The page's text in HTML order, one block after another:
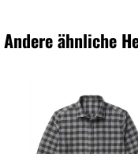
Andere ähnliche